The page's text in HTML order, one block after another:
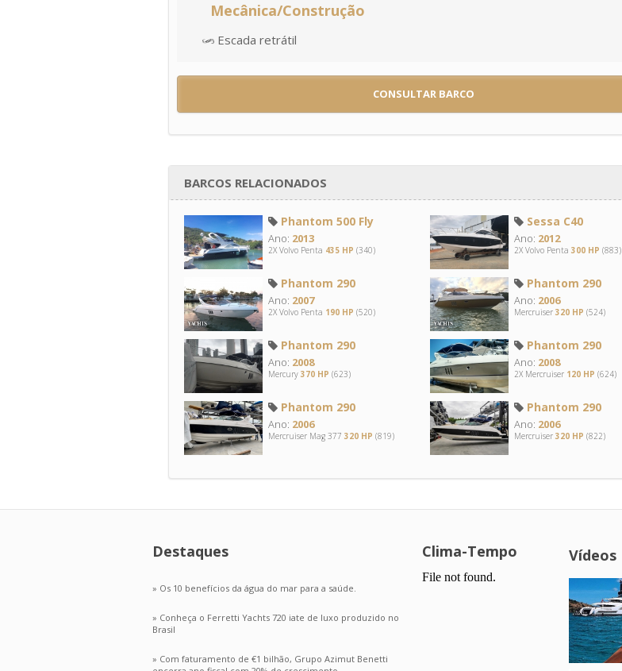
Mecânica/Construção
Escada retrátil
CONSULTAR BARCO
BARCOS RELACIONADOS
Phantom 500 Fly
Ano: 2013
2X Volvo Penta 435 HP (340)
Sessa C40
Ano: 2012
2X Volvo Penta 300 HP (883)
Phantom 290
Ano: 2007
2X Volvo Penta 190 HP (520)
Phantom 290
Ano: 2006
Mercruiser 320 HP (524)
Phantom 290
Ano: 2008
Mercury 370 HP (623)
Phantom 290
Ano: 2008
2X Mercruiser 120 HP (624)
Phantom 290
Ano: 2006
Mercruiser Mag 377 320 HP (819)
Phantom 290
Ano: 2006
Mercruiser 320 HP (822)
Destaques
» Os 10 benefícios da água do mar para a saúde.
» Conheça o Ferretti Yachts 720 iate de luxo produzido no
Brasil
» Com faturamento de €1 bilhão, Grupo Azimut Benetti
Clima-Tempo Vídeos